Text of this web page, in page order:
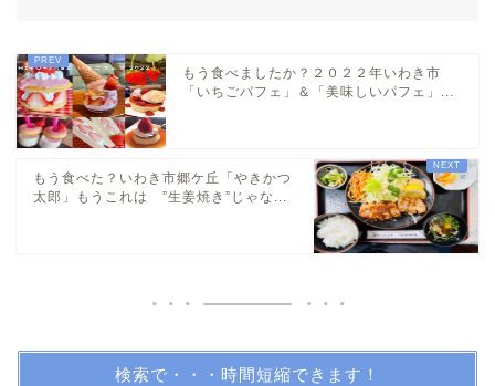
もう食べましたか？２０２２年いわき市
「いちごパフェ」＆「美味しいパフェ」...
もう食べた？いわき市郷ケ丘「やきかつ
太郎」もうこれは ”生姜焼き”じゃな...
検索で・・・時間短縮できます！
泉・植田・遠野・田人方面
日帰り温泉
伝説・歴史
アイディアグッズ
トレンディー